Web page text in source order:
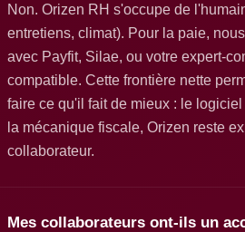
Non. Orizen RH s'occupe de
entretiens, climat). Pour la paie,
avec Payfit, Silae, ou votre expert-
compatible. Cette frontière nette
faire ce qu'il fait de mieux : le
la mécanique fiscale, Orizen reste
collaborateur.
Mes collaborateurs ont-ils un